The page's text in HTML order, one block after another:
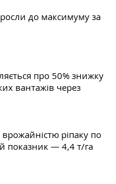
до максимуму за
про 50% знижку
вантажів через
ріпаку по
показник — 4,4 т/га